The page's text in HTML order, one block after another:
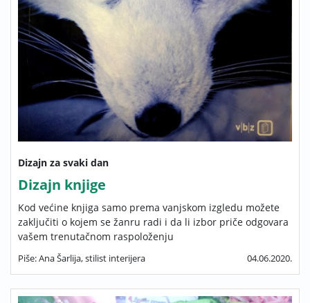
Dizajn za svaki dan
Dizajn knjige
Kod većine knjiga samo prema vanjskom izgledu možete
zaključiti o kojem se žanru radi i da li izbor priče odgovara
vašem trenutačnom raspoloženju
Piše: Ana Šarlija, stilist interijera 04.06.2020.